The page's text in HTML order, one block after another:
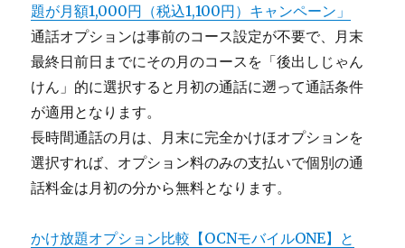
題が月額1,000円（税込1,100円）キャンペーン」
通話オプションは事前のコース設定が不要で、月末
最終日前日までにその月のコースを「後出しじゃん
けん」的に選択すると月初の通話に遡って通話条件
が適用となります。
長時間通話の月は、月末に完全かけほオプションを
選択すれば、オプション料のみの支払いで個別の通
話料金は月初の分から無料となります。
かけ放題オプション比較【OCNモバイルONE】と